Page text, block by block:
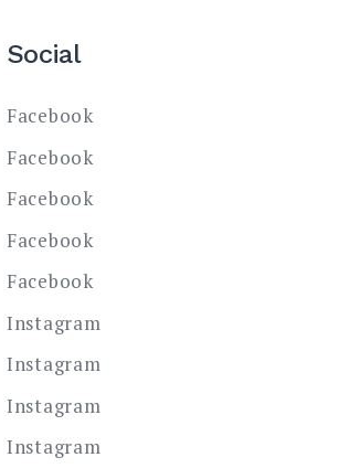
Social
Facebook
Facebook
Facebook
Facebook
Facebook
Instagram
Instagram
Instagram
Instagram